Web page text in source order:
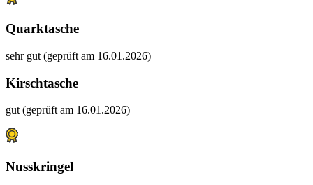
Quarktasche
sehr gut (geprüft am 16.01.2026)
Kirschtasche
gut (geprüft am 16.01.2026)
Nusskringel